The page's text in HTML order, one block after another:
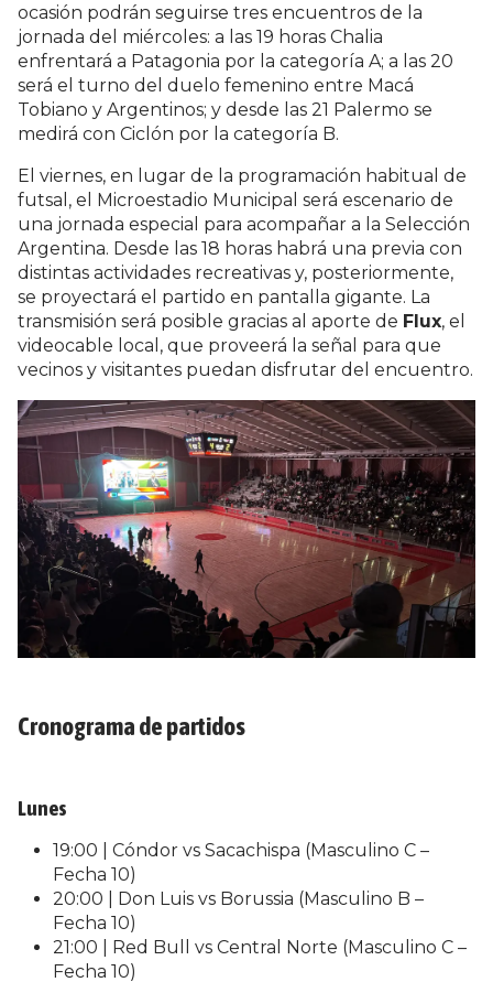
ocasión podrán seguirse tres encuentros de la
jornada del miércoles: a las 19 horas Chalia
enfrentará a Patagonia por la categoría A; a las 20
será el turno del duelo femenino entre Macá
Tobiano y Argentinos; y desde las 21 Palermo se
medirá con Ciclón por la categoría B.
El viernes, en lugar de la programación habitual de
futsal, el Microestadio Municipal será escenario de
una jornada especial para acompañar a la Selección
Argentina. Desde las 18 horas habrá una previa con
distintas actividades recreativas y, posteriormente,
se proyectará el partido en pantalla gigante. La
transmisión será posible gracias al aporte de Flux, el
videocable local, que proveerá la señal para que
vecinos y visitantes puedan disfrutar del encuentro.
Cronograma de partidos
Lunes
19:00 | Cóndor vs Sacachispa (Masculino C –
Fecha 10)
20:00 | Don Luis vs Borussia (Masculino B –
Fecha 10)
21:00 | Red Bull vs Central Norte (Masculino C –
Fecha 10)